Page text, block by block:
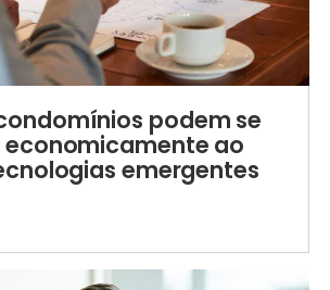
podem se
ao
emergentes​